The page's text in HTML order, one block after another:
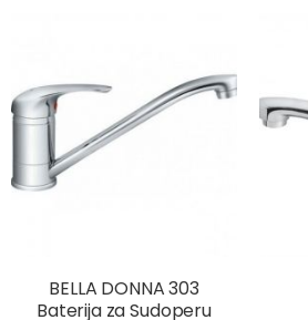
BELLA DONNA 303
Baterija za Sudoperu